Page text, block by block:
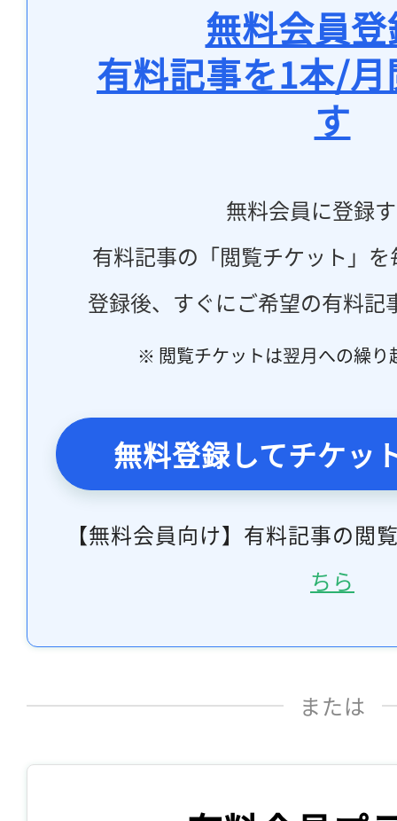
無料会員
有料記事を1本/
す
無料会員に登録
有料記事の「閲覧チケット」
登録後、すぐにご希望の有料記
※ 閲覧チケットは翌月への繰り
無料登録してチケッ
【無料会員向け】有料記事の閲
ちら
または